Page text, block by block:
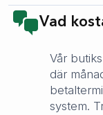
Vad
Vår
där
system.